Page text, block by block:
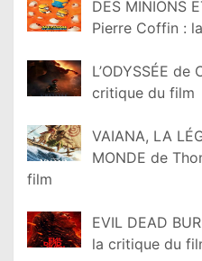
DES MINIONS
Pierre Coffin :
L’ODYSSÉE
critique du film
VAIANA, LA
MONDE de
film
EVIL DEAD
la critique du